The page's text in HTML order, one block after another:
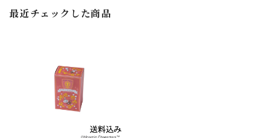
最近チェックした商品